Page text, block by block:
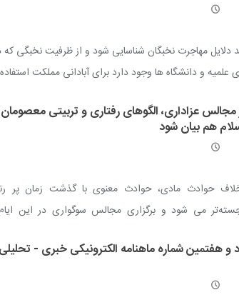
دلایل مهاجرت نخبگان شناسایی شود و از ظرفیت نخبگی که
علمیه و دانشگاه ها وجود دارد برای آبادانی مملکت
مجالس عزاداری، الگوهای رفتاری و تربیتی
هم بیان شود
حوادث مادی، حوادث معنوی با گذشت زمان پر
می شود و برگزاری مجالس سوگواری در این ایام،
و هفتمین شماره ماهنامه الکترونیکی خبری -